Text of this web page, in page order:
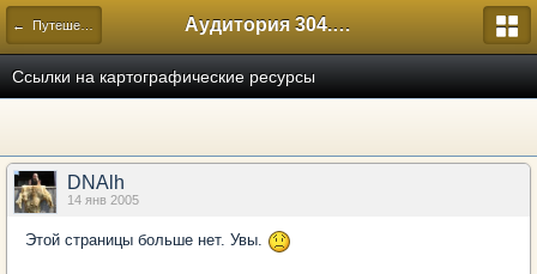
← Путешествия Аудитория 304. История России
Ссылки на картографические ресурсы
DNAlh
14 янв 2005
Этой страницы больше нет. Увы.